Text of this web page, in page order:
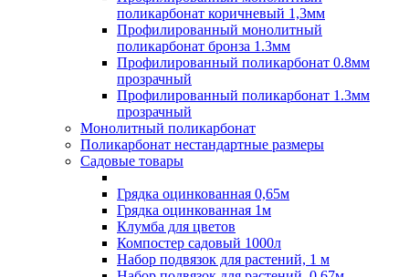
поликарбонат коричневый 1,3мм
Профилированный монолитный
поликарбонат бронза 1.3мм
Профилированный поликарбонат 0.8мм
прозрачный
Профилированный поликарбонат 1.3мм
прозрачный
Монолитный поликарбонат
Поликарбонат нестандартные размеры
Садовые товары
Грядка оцинкованная 0,65м
Грядка оцинкованная 1м
Клумба для цветов
Компостер садовый 1000л
Набор подвязок для растений, 1 м